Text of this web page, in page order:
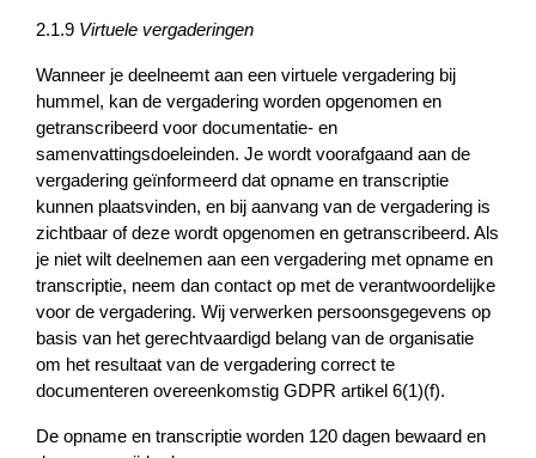
2.1.9 Virtuele vergaderingen
Wanneer je deelneemt aan een virtuele vergadering bij
hummel, kan de vergadering worden opgenomen en
getranscribeerd voor documentatie- en
samenvattingsdoeleinden. Je wordt voorafgaand aan de
vergadering geïnformeerd dat opname en transcriptie
kunnen plaatsvinden, en bij aanvang van de vergadering is
zichtbaar of deze wordt opgenomen en getranscribeerd. Als
je niet wilt deelnemen aan een vergadering met opname en
transcriptie, neem dan contact op met de verantwoordelijke
voor de vergadering. Wij verwerken persoonsgegevens op
basis van het gerechtvaardigd belang van de organisatie
om het resultaat van de vergadering correct te
documenteren overeenkomstig GDPR artikel 6(1)(f).
De opname en transcriptie worden 120 dagen bewaard en